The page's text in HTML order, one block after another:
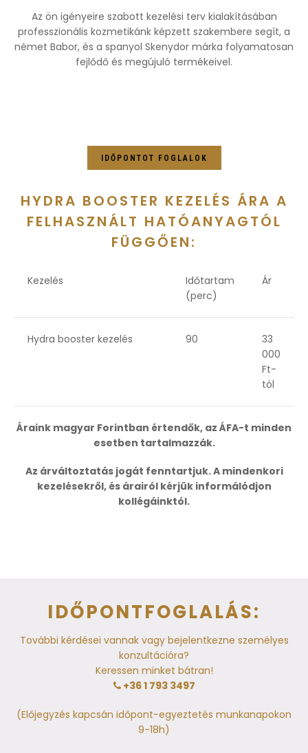
Az ön igényeire szabott kezelési terv kialakításában
professzionális kozmetikánk képzett szakembere segít, a
német Babor, és a spanyol Skenydor márka folyamatosan
fejlődő és megújuló termékeivel.
IDŐPONTOT FOGLALOK
HYDRA BOOSTER KEZELÉS ÁRA A
FELHASZNÁLT HATÓANYAGTÓL
FÜGGŐEN:
Kezelés
Időtartam
(perc)
Ár
Hydra booster kezelés 90
33
000
Ft-
tól
Áraink magyar Forintban értendők, az ÁFA-t minden
esetben tartalmazzák.
Az árváltoztatás jogát fenntartjuk. A mindenkori
kezelésekről, és árairól kérjük informálódjon
kollégáinktól.
IDŐPONTFOGLALÁS:
További kérdései vannak vagy bejelentkezne személyes
konzultációra?
Keressen minket bátran!
+36 1 793 3497
(Előjegyzés kapcsán időpont-egyeztetés munkanapokon
9-18h)